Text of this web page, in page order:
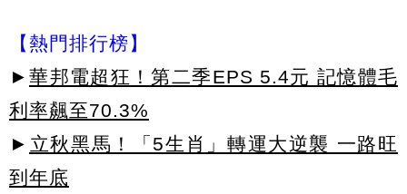
【熱門排行榜】
► 華邦電超狂！第二季EPS 5.4元 記憶體毛
利率飆至70.3%
► 立秋黑馬！「5生肖」轉運大逆襲 一路旺
到年底